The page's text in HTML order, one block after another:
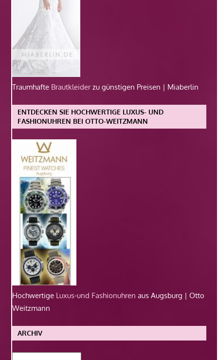
Traumhafte Brautkleiderzu günstigen Preisen | Miaberlin
ENTDECKEN SIE HOCHWERTIGE LUXUS- UND
FASHIONUHREN BEI OTTO-WEITZMANN
Hochwertige Luxus-und Fashionuhren aus Augsburg | Otto
Weitzmann
ARCHIV